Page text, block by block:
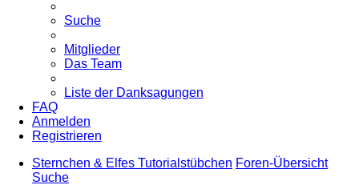
Suche
Mitglieder
Das Team
Liste der Danksagungen
FAQ
Anmelden
Registrieren
Sternchen & Elfes Tutorialstübchen Foren-Übersicht
Suche